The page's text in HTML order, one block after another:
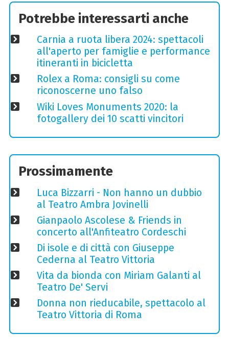
Potrebbe interessarti anche
Carnia a ruota libera 2024: spettacoli
all'aperto per famiglie e performance
itineranti in bicicletta
Rolex a Roma: consigli su come
riconoscerne uno falso
Wiki Loves Monuments 2020: la
fotogallery dei 10 scatti vincitori
Prossimamente
Luca Bizzarri - Non hanno un dubbio
al Teatro Ambra Jovinelli
Gianpaolo Ascolese & Friends in
concerto all'Anfiteatro Cordeschi
Di isole e di città con Giuseppe
Cederna al Teatro Vittoria
Vita da bionda con Miriam Galanti al
Teatro De' Servi
Donna non rieducabile, spettacolo al
Teatro Vittoria di Roma